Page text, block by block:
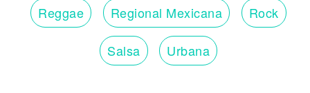
Reggae Regional Mexicana Rock
Salsa Urbana